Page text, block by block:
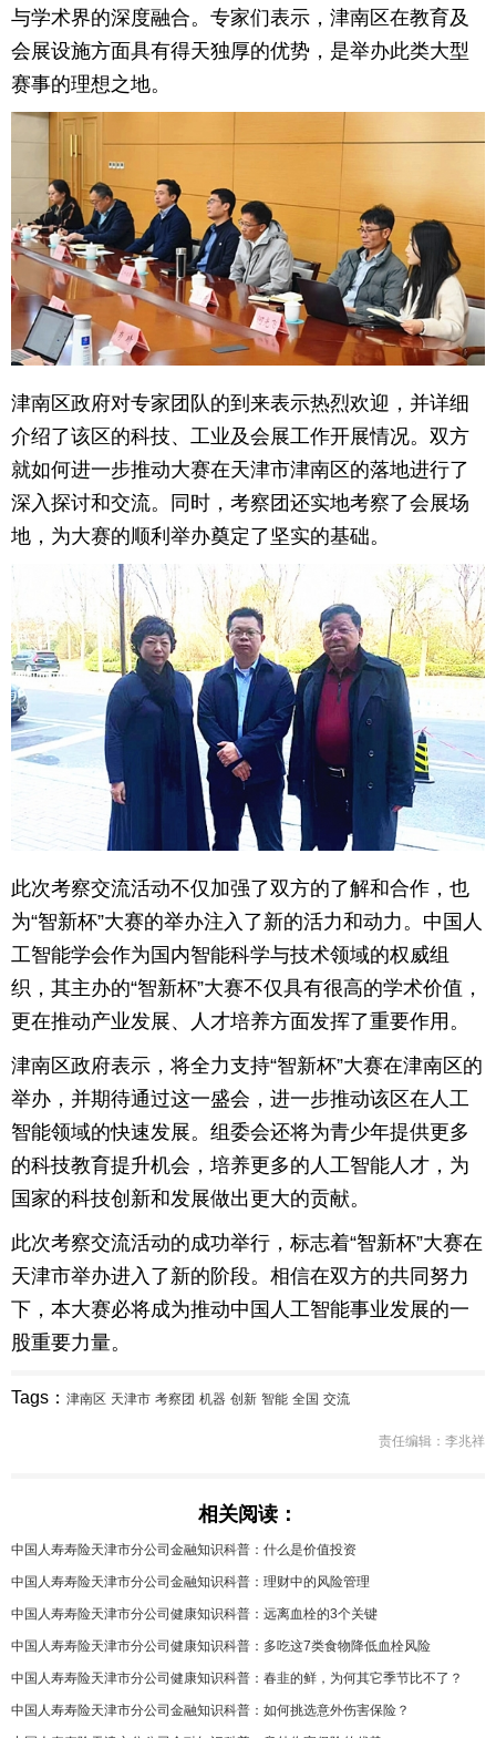
与学术界的深度融合。专家们表示，津南区在教育及
会展设施方面具有得天独厚的优势，是举办此类大型
赛事的理想之地。
津南区政府对专家团队的到来表示热烈欢迎，并详细
介绍了该区的科技、工业及会展工作开展情况。双方
就如何进一步推动大赛在天津市津南区的落地进行了
深入探讨和交流。同时，考察团还实地考察了会展场
地，为大赛的顺利举办奠定了坚实的基础。
此次考察交流活动不仅加强了双方的了解和合作，也
为“智新杯”大赛的举办注入了新的活力和动力。中国人
工智能学会作为国内智能科学与技术领域的权威组
织，其主办的“智新杯”大赛不仅具有很高的学术价值，
更在推动产业发展、人才培养方面发挥了重要作用。
津南区政府表示，将全力支持“智新杯”大赛在津南区的
举办，并期待通过这一盛会，进一步推动该区在人工
智能领域的快速发展。组委会还将为青少年提供更多
的科技教育提升机会，培养更多的人工智能人才，为
国家的科技创新和发展做出更大的贡献。
此次考察交流活动的成功举行，标志着“智新杯”大赛在
天津市举办进入了新的阶段。相信在双方的共同努力
下，本大赛必将成为推动中国人工智能事业发展的一
股重要力量。
Tags： 津南区 天津市 考察团 机器 创新 智能 全国 交流
责任编辑：李兆祥
相关阅读：
中国人寿寿险天津市分公司金融知识科普：什么是价值投资
中国人寿寿险天津市分公司金融知识科普：理财中的风险管理
中国人寿寿险天津市分公司健康知识科普：远离血栓的3个关键
中国人寿寿险天津市分公司健康知识科普：多吃这7类食物降低血栓风险
中国人寿寿险天津市分公司健康知识科普：春韭的鲜，为何其它季节比不了？
中国人寿寿险天津市分公司金融知识科普：如何挑选意外伤害保险？